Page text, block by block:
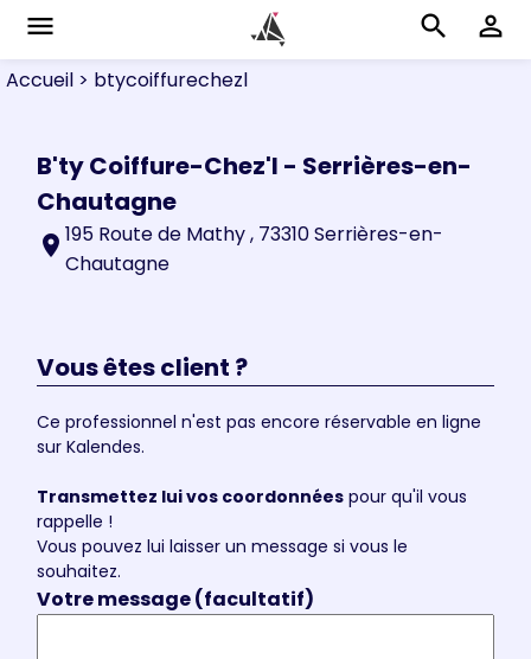
menu search perm_identity
Accueil > btycoiffurechezl
B'ty Coiffure-Chez'l - Serrières-en-
Chautagne
location_on 195 Route de Mathy , 73310 Serrières-en-
Chautagne
Vous êtes client ?
Ce professionnel n'est pas encore réservable en ligne
sur Kalendes.
Transmettez lui vos coordonnées pour qu'il vous
rappelle !
Vous pouvez lui laisser un message si vous le
souhaitez.
Votre message (facultatif)